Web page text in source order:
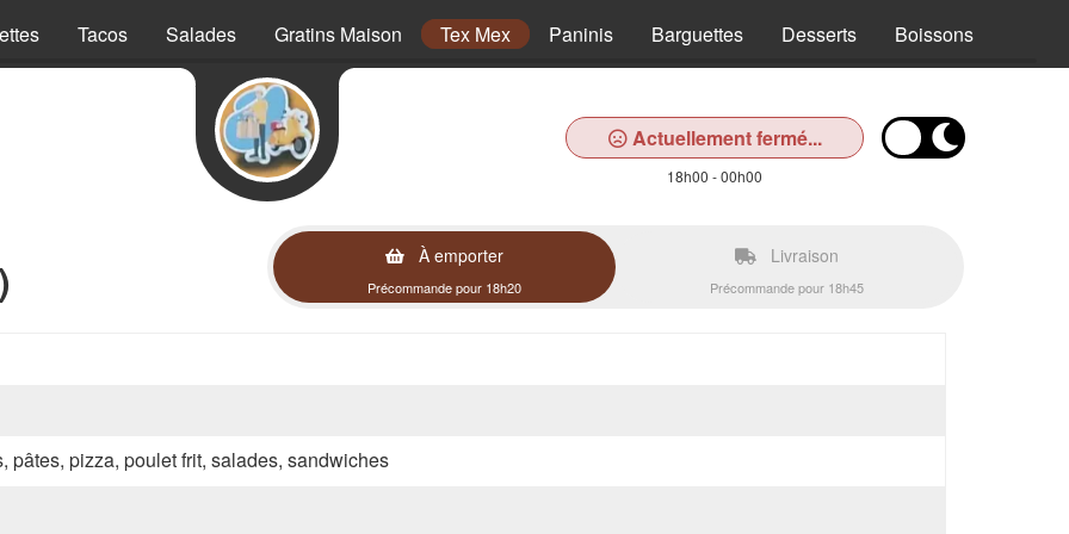
Tacos Salades Gratins Maison Tex Mex Paninis Barguettes Desserts Boissons
Actuellement fermé...
18h00 - 00h00
À emporter
Précommande pour 18h20
Livraison
Précommande pour 18h45
pizza, poulet frit, salades, sandwiches